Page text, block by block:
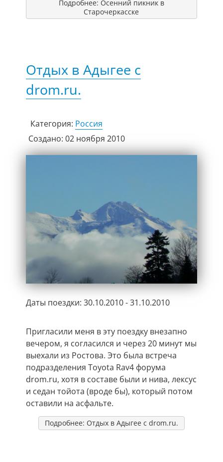
Подробнее: Осенний пикник в
Старочеркасске
Отдых в Адыгее с
drom.ru.
Категория: Россия
Создано: 02 ноября 2010
Даты поездки: 30.10.2010 - 31.10.2010
Пригласили меня в эту поездку внезапно
вечером, я согласился и через 20 минут мы
выехали из Ростова. Это была встреча
подразделения Toyota Rav4 форума
drom.ru, хотя в составе были и нива, лексус
и седан тойота (вроде бы), который потом
оставили на асфальте.
Подробнее: Отдых в Адыгее с drom.ru.